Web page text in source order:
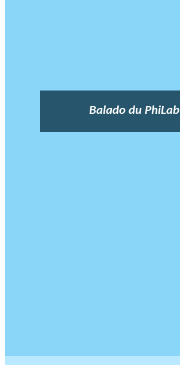
Balado du PhiLab